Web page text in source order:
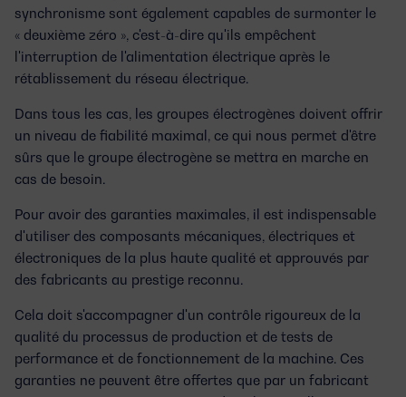
synchronisme sont également capables de surmonter le
« deuxième zéro », c'est-à-dire qu'ils empêchent
l'interruption de l'alimentation électrique après le
rétablissement du réseau électrique.
Dans tous les cas, les groupes électrogènes doivent offrir
un niveau de fiabilité maximal, ce qui nous permet d'être
sûrs que le groupe électrogène se mettra en marche en
cas de besoin.
Pour avoir des garanties maximales, il est indispensable
d'utiliser des composants mécaniques, électriques et
électroniques de la plus haute qualité et approuvés par
des fabricants au prestige reconnu.
Cela doit s'accompagner d'un contrôle rigoureux de la
qualité du processus de production et de tests de
performance et de fonctionnement de la machine. Ces
garanties ne peuvent être offertes que par un fabricant